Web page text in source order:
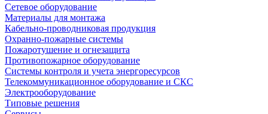
Сетевое оборудование
Материалы для монтажа
Кабельно-проводниковая продукция
Охранно-пожарные системы
Пожаротушение и огнезащита
Противопожарное оборудование
Системы контроля и учета энергоресурсов
Телекоммуникационное оборудование и СКС
Электрооборудование
Типовые решения